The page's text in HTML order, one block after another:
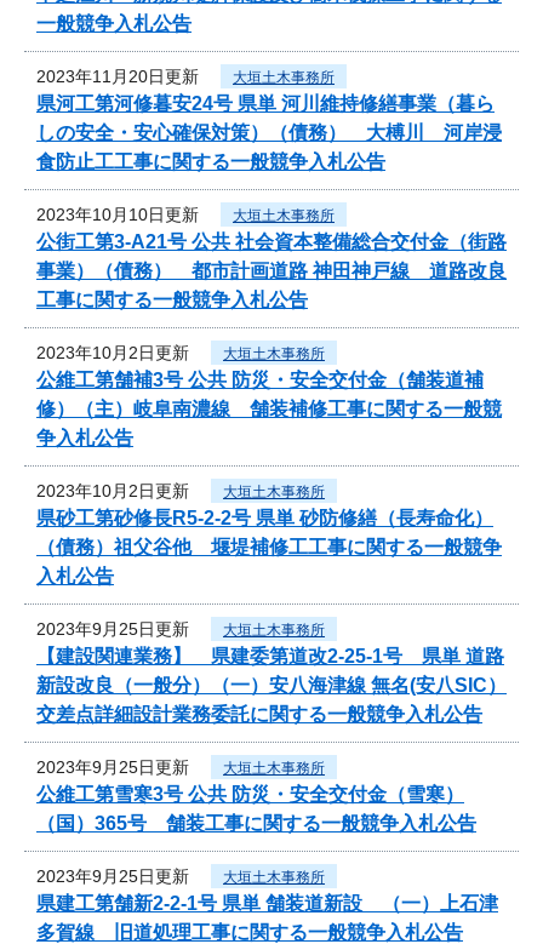
一般競争入札公告
2023年11月20日更新 大垣土木事務所
県河工第河修暮安24号 県単 河川維持修繕事業（暮ら
しの安全・安心確保対策）（債務） 大榑川 河岸浸
食防止工工事に関する一般競争入札公告
2023年10月10日更新 大垣土木事務所
公街工第3-A21号 公共 社会資本整備総合交付金（街路
事業）（債務） 都市計画道路 神田神戸線 道路改良
工事に関する一般競争入札公告
2023年10月2日更新 大垣土木事務所
公維工第舗補3号 公共 防災・安全交付金（舗装道補
修）（主）岐阜南濃線 舗装補修工事に関する一般競
争入札公告
2023年10月2日更新 大垣土木事務所
県砂工第砂修長R5-2-2号 県単 砂防修繕（長寿命化）
（債務）祖父谷他 堰堤補修工工事に関する一般競争
入札公告
2023年9月25日更新 大垣土木事務所
【建設関連業務】 県建委第道改2-25-1号 県単 道路
新設改良（一般分）（一）安八海津線 無名(安八SIC）
交差点詳細設計業務委託に関する一般競争入札公告
2023年9月25日更新 大垣土木事務所
公維工第雪寒3号 公共 防災・安全交付金（雪寒）
（国）365号 舗装工事に関する一般競争入札公告
2023年9月25日更新 大垣土木事務所
県建工第舗新2-2-1号 県単 舗装道新設 （一）上石津
多賀線 旧道処理工事に関する一般競争入札公告